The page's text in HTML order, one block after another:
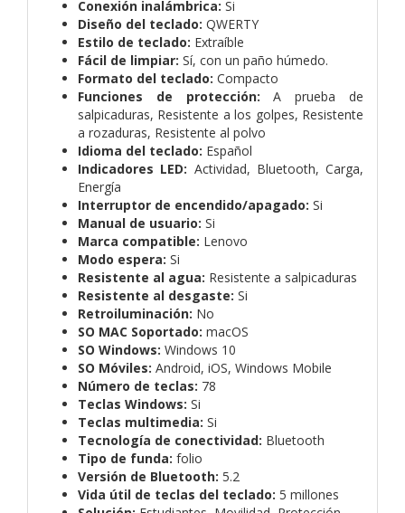
Conexión inalámbrica: Si
Diseño del teclado: QWERTY
Estilo de teclado: Extraíble
Fácil de limpiar: Sí, con un paño húmedo.
Formato del teclado: Compacto
Funciones de protección:
A prueba de
salpicaduras, Resistente a los golpes, Resistente
a rozaduras, Resistente al polvo
Idioma del teclado: Español
Indicadores LED: Actividad, Bluetooth, Carga,
Energía
Interruptor de encendido/apagado: Si
Manual de usuario: Si
Marca compatible: Lenovo
Modo espera: Si
Resistente al agua: Resistente a salpicaduras
Resistente al desgaste: Si
Retroiluminación: No
SO MAC Soportado: macOS
SO Windows: Windows 10
SO Móviles: Android, iOS, Windows Mobile
Número de teclas: 78
Teclas Windows: Si
Teclas multimedia: Si
Tecnología de conectividad: Bluetooth
Tipo de funda: folio
Versión de Bluetooth: 5.2
Vida útil de teclas del teclado: 5 millones